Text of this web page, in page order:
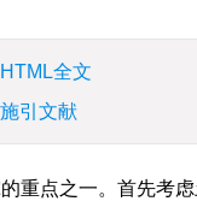
HTML全文
施引文献
重点之一。首先考